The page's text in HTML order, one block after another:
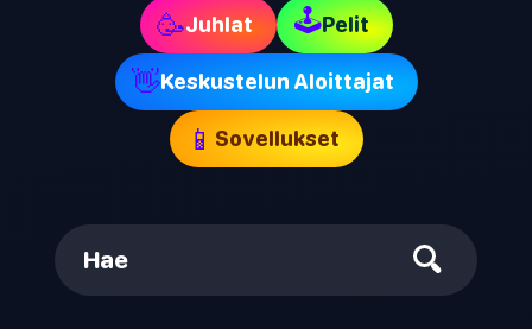
🥳Juhlat 🕹Pelit
👋Keskustelun Aloittajat
📱 Sovellukset
Hae